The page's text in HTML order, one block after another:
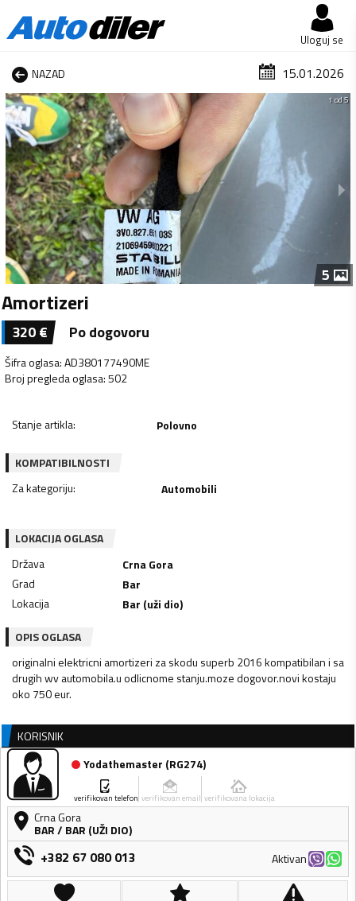
Uloguj se
NAZAD 15.01.2026
1 od 5
5
Amortizeri
320€ Po dogovoru
Šifra oglasa:AD380177490ME
Broj pregleda oglasa:502
Stanje artikla: Polovno
KOMPATIBILNOSTI
Za kategoriju: Automobili
LOKACIJA OGLASA
Država
Crna Gora
Grad
Bar
Lokacija
Bar (uži dio)
OPIS OGLASA
originalni elektricni amortizeri za skodu superb 2016 kompatibilan i sa
drugih wv automobila.u odlicnome stanju.moze dogovor.novi kostaju
oko 750 eur.
KORISNIK
Yodathemaster (RG274)
verifikovan telefon verifikovan email verifikovana lokacija
Crna Gora
BAR/ BAR (UŽI DIO)
+382 67 080 013 Aktivan